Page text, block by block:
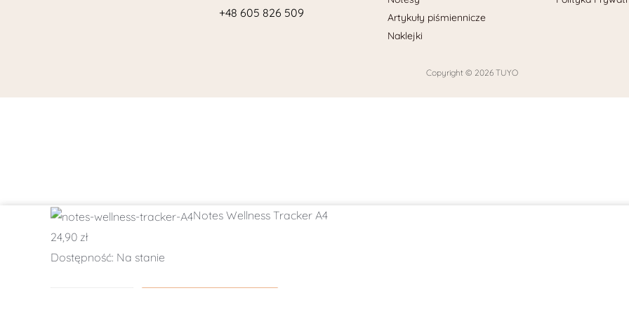
+48 605 826 509
Artykuły piśmiennicze
Naklejki
Copyright © 2026 TUYO
Notes Wellness Tracker A4
24,90 zł
Dostępność: Na stanie
ilość
Notes
Wellness